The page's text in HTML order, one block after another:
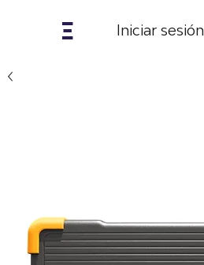
𝝣 Iniciar sesión